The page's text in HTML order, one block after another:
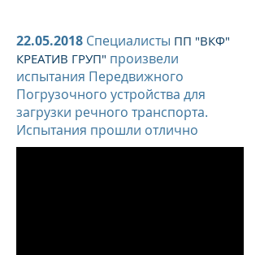
22.05.2018 Специалисты ПП "ВКФ"
КРЕАТИВ ГРУП" произвели
испытания Передвижного
Погрузочного устройства для
загрузки речного транспорта.
Испытания прошли отлично